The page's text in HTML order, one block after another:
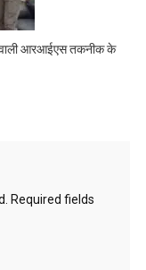
वाली आरआईएस तकनीक के
Required fields